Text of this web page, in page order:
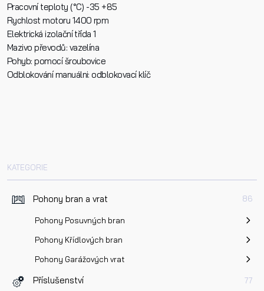
KATEGORIE
Pohony bran a vrat 86
Pohony Posuvných bran
Pohony Křídlových bran
Pohony Garážových vrat
Příslušenství 77
Pracovní teploty (°C) -35 +85
Rychlost motoru 1400 rpm
Elektrická izolační třída 1
Mazivo převodů: vazelína
Pohyb: pomocí šroubovice
Odblokování manuálni: odblokovací klíč